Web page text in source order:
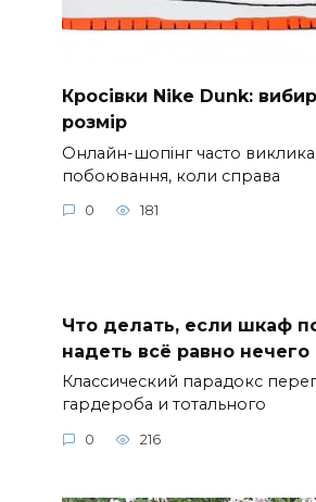
Кросівки Nike Dunk:
розмір
Онлайн-шопінг часто
побоювання, коли справа
0 181
Что делать, если шкаф
надеть всё равно нечего
Классический парадокс
гардероба и тотального
0 216